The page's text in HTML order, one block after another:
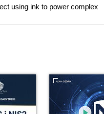
using ink to power complex